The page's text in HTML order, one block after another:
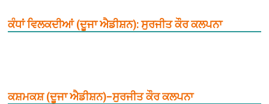
ਕੰਧਾਂ ਵਿਲਕਦੀਆਂ (ਦੂਜਾ ਐਡੀਸ਼ਨ): ਸੁਰਜੀਤ ਕੌਰ ਕਲਪਨਾ
ਕਸ਼ਮਕਸ਼ (ਦੂਜਾ ਐਡੀਸ਼ਨ)–ਸੁਰਜੀਤ ਕੌਰ ਕਲਪਨਾ